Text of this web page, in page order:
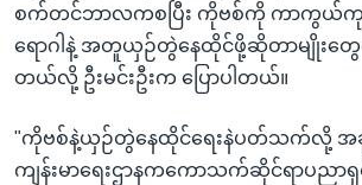
စက်တင်ဘာလကစပြီး ကိုဗစ်ကို ကာကွယ်ကု
ရောဂါနဲ့ အတူယှဉ်တွဲနေထိုင်ဖို့ဆိုတာမျိုးတွ
တယ်လို့ ဦးမင်းဦးက ပြောပါတယ်။
"ကိုဗစ်နဲ့ယှဉ်တွဲနေထိုင်ရေးနဲပတ်သက်လို့ အခု
ကျန်းမာရေးဌာနကကောသက်ဆိုင်ရာပညာ